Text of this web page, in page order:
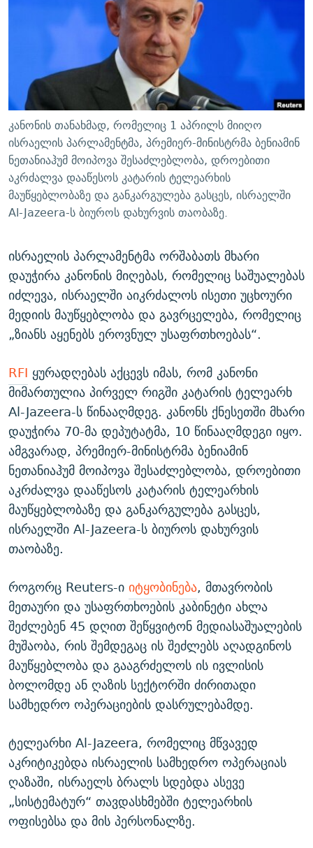
ᲛᲝᲚᲐᲞᲐᲠᲐᲙᲔ ᲢᲔᲥᲡᲢᲔᲑᲘ
ᲚᲘᲢᲔᲠᲐᲢᲣᲠᲣᲚᲘ ᲬᲐᲮᲜᲐᲒᲔᲑᲘ
ᲐᲛᲔᲠᲘᲙᲣᲚᲘ ᲛᲝᲗᲮᲠᲝᲑᲐ
ᲘᲛᲞᲔᲠᲘᲐ ᲓᲐ ᲠᲐᲓᲘᲝ
ᲩᲔᲛᲘ ᲡᲘᲙᲕᲓᲘᲚᲘᲡ ᲛᲘᲖᲔᲖᲘᲐ COVID-19
11 ᲬᲔᲚᲘ - 11 ᲐᲛᲑᲐᲕᲘ
ᲡᲐᲞᲐᲠᲚᲐᲛᲔᲜᲢᲝ ᲐᲠᲩᲔᲕᲜᲔᲑᲘᲡ ᲘᲡᲢᲝᲠᲘᲐ
ᲑᲐᲕᲨᲕᲔᲑᲘ ᲞᲠᲝᲡᲢᲘᲢᲣᲪᲘᲐᲨᲘ - ᲐᲛᲝᲣᲗᲥᲛᲔᲚᲘ ᲐᲛᲑᲐᲕᲘ
5 ᲐᲛᲑᲐᲕᲘ - 20 ᲘᲕᲜᲘᲡᲡ ᲓᲐᲨᲐᲕᲔᲑᲣᲚᲔᲑᲘ
ᲐᲒᲕᲘᲡᲢᲝᲡ ᲝᲛᲘ
ПРИВЕТ ᲙᲣᲚᲢᲣᲠᲐ
რთე/რთ-ის ყველა საიტი
კანონის თანახმად, რომელიც 1 აპრილს მიიღო
ისრაელის პარლამენტმა, პრემიერ-მინისტრმა ბენიამინ
ნეთანიაჰუმ მოიპოვა შესაძლებლობა, დროებითი
აკრძალვა დააწესოს კატარის ტელეარხის
მაუწყებლობაზე და განკარგულება გასცეს, ისრაელში
Al-Jazeera-ს ბიუროს დახურვის თაობაზე.
ისრაელის პარლამენტმა ორშაბათს მხარი
დაუჭირა კანონის მიღებას, რომელიც საშუალებას
იძლევა, ისრაელში აიკრძალოს ისეთი უცხოური
მედიის მაუწყებლობა და გავრცელება, რომელიც
„ზიანს აყენებს ეროვნულ უსაფრთხოებას“.
RFI ყურადღებას აქცევს იმას, რომ კანონი
მიმართულია პირველ რიგში კატარის ტელეარხ
Al-Jazeera-ს წინააღმდეგ. კანონს ქნესეთში მხარი
დაუჭირა 70-მა დეპუტატმა, 10 წინააღმდეგი იყო.
ამგვარად, პრემიერ-მინისტრმა ბენიამინ
ნეთანიაჰუმ მოიპოვა შესაძლებლობა, დროებითი
აკრძალვა დააწესოს კატარის ტელეარხის
მაუწყებლობაზე და განკარგულება გასცეს,
ისრაელში Al-Jazeera-ს ბიუროს დახურვის
თაობაზე.
როგორც Reuters-იიტყობინება, მთავრობის
მეთაური და უსაფრთხოების კაბინეტი ახლა
შეძლებენ 45 დღით შეწყვიტონ მედიასაშუალების
მუშაობა, რის შემდეგაც ის შეძლებს აღადგინოს
მაუწყებლობა და გააგრძელოს ის ივლისის
ბოლომდე ან ღაზის სექტორში ძირითადი
სამხედრო ოპერაციების დასრულებამდე.
ტელეარხი Al-Jazeera, რომელიც მწვავედ
აკრიტიკებდა ისრაელის სამხედრო ოპერაციას
ღაზაში, ისრაელს ბრალს სდებდა ასევე
„სისტემატურ“ თავდასხმებში ტელეარხის
ოფისებსა და მის პერსონალზე.